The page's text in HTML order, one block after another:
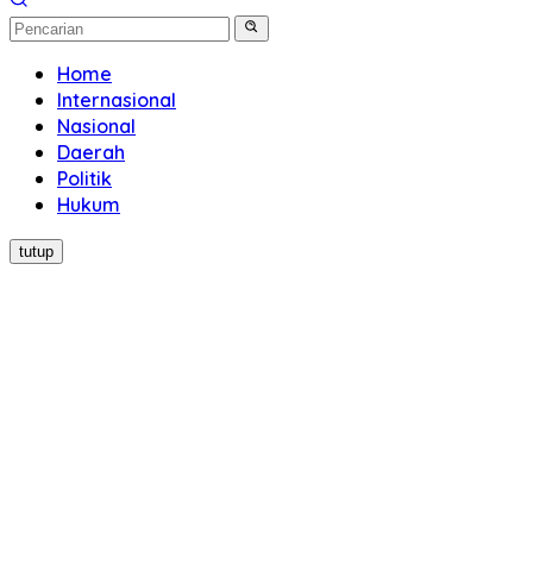
Home
Internasional
Nasional
Daerah
Politik
Hukum
tutup